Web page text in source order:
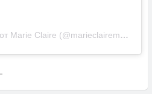
Публикация, споделена от Marie Claire (@marieclairemag)